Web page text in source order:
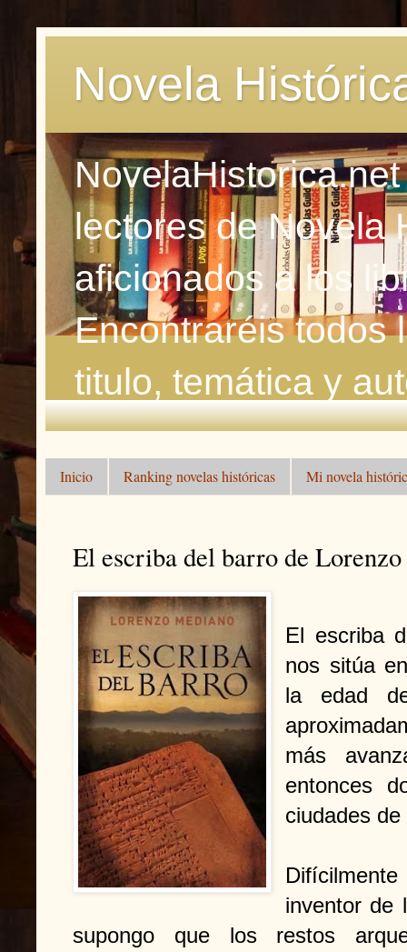
Novela
lectores de Novela
aficionados a los
Encontraréis todos
titulo, temática y
Inicio Ranking novelas históricas Mi novela
El escriba del barro de
El escriba
nos sitúa
la edad
más
entonces
ciudades
Difícilmente
inventor de
supongo que los restos